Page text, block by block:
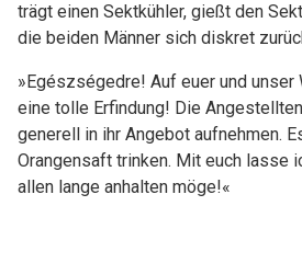
trägt einen Sektkühler, gießt den
die beiden Männer sich diskret
»Egészségedre! Auf euer und
eine tolle Erfindung! Die
generell in ihr Angebot aufnehmen.
Orangensaft trinken. Mit euch lasse
allen lange anhalten möge!«